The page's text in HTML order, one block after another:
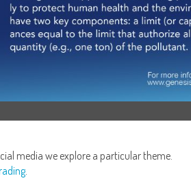
media we explore a particular theme.
.